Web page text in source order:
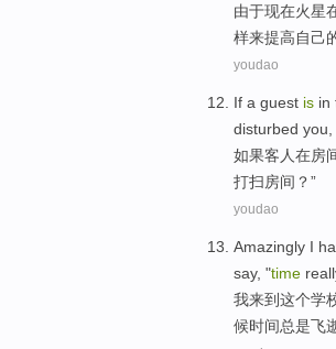
由于现在火星
样来提高自己
youdao
If a guest is in
disturbed you
如果客人在房
打扫房间？”
youdao
Amazingly I
say, "time
我来到这个学
候时间总是飞